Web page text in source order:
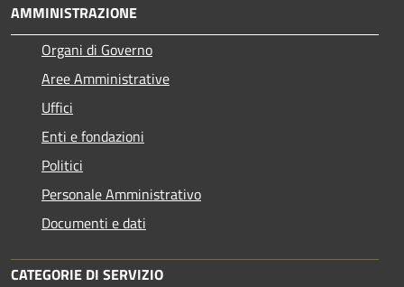
AMMINISTRAZIONE
Organi di Governo
Aree Amministrative
Uffici
Enti e fondazioni
Politici
Personale Amministrativo
Documenti e dati
CATEGORIE DI SERVIZIO